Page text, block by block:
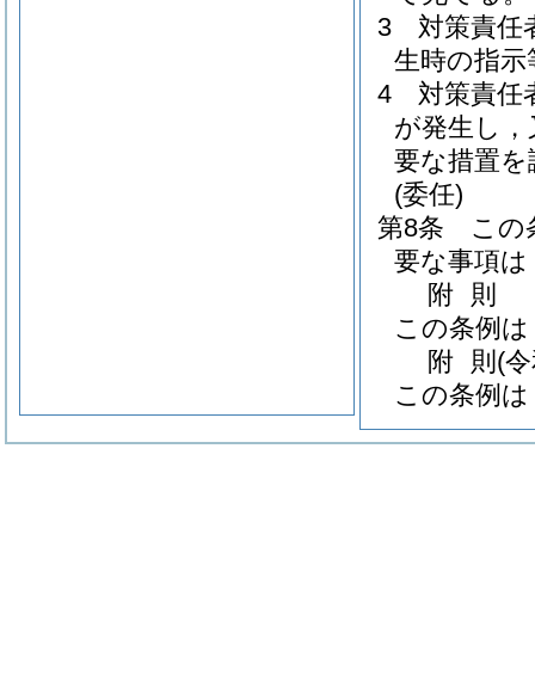
3
対策責任
生時の指
4
対策責任
が発生し
要な措置
(委任)
第8条
この
要な事項
附 則
この条例
附 則 (
この条例